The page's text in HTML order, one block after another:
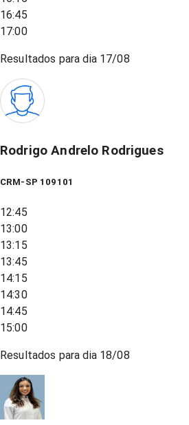
16:45
17:00
Resultados para dia 17/08
Rodrigo Andrelo Rodrigues
CRM-SP 109101
12:45
13:00
13:15
13:45
14:15
14:30
14:45
15:00
Resultados para dia 18/08